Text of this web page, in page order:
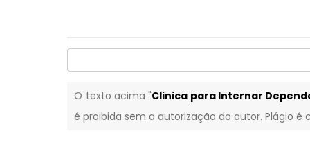
O texto acima "Clinica para Internar
é proibida sem a autorização do autor. Plágio